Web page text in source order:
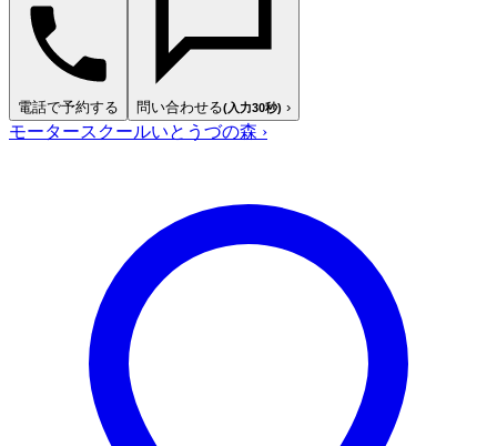
電話で予約する 問い合わせる(入力30秒) ›
モータースクールいとうづの森 ›